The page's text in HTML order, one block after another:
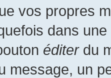
vos propres
dans
éditerdu
message, un